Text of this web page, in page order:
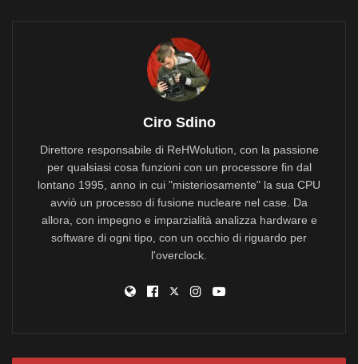
Ciro Sdino
Direttore responsabile di ReHWolution, con la passione
per qualsiasi cosa funzioni con un processore fin dal
lontano 1995, anno in cui "misteriosamente" la sua CPU
avviò un processo di fusione nucleare nel case. Da
allora, con impegno e imparzialità analizza hardware e
software di ogni tipo, con un occhio di riguardo per
l'overclock.